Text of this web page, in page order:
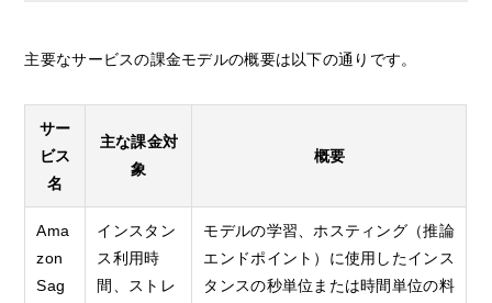
主要なサービスの課金モデルの概要は以下の通りです。
サー
ビス
名
主な課金対
象
概要
Ama
zon
Sag
インスタン
ス利用時
間、ストレ
モデルの学習、ホスティング（推論
エンドポイント）に使用したインス
タンスの秒単位または時間単位の料